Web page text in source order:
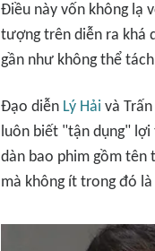
Điều này vốn không lạ
tượng trên diễn ra khá
gần như không thể
Đạo diễn Lý Hải và
luôn biết "tận dụng" lợi
dàn bao phim gồm tên
mà không ít trong đó là